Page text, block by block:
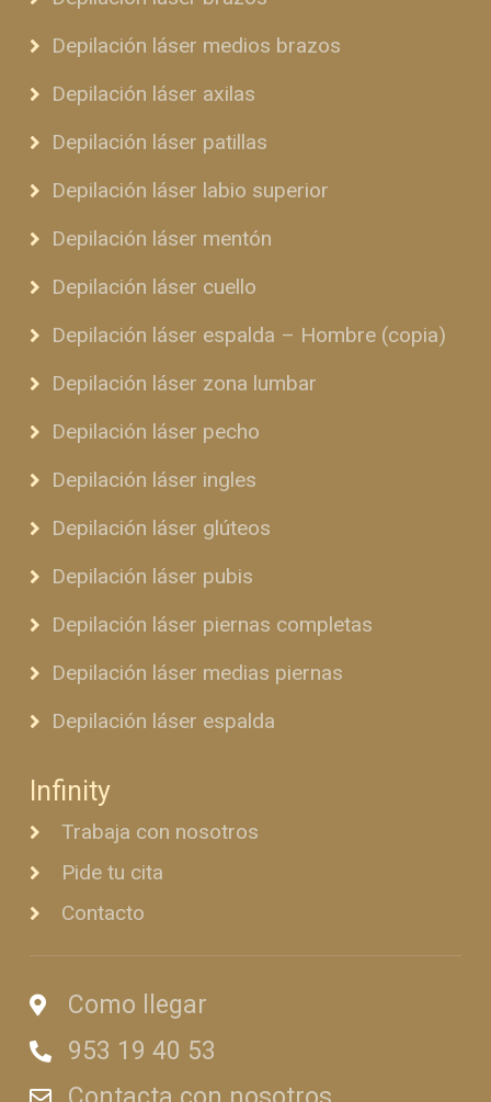
Como llegar
953 19 40 53
Depilación láser medios brazos
Depilación láser axilas
Depilación láser patillas
Depilación láser labio superior
Depilación láser mentón
Depilación láser cuello
Depilación láser espalda – Hombre (copia)
Depilación láser zona lumbar
Depilación láser pecho
Depilación láser ingles
Depilación láser glúteos
Depilación láser pubis
Depilación láser piernas completas
Depilación láser medias piernas
Depilación láser espalda
Infinity
Trabaja con nosotros
Pide tu cita
Contacto